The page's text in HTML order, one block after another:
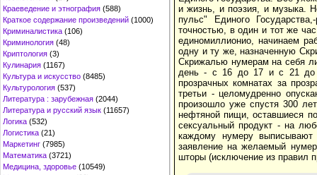
Краеведение и этнография (588)
Краткое содержание произведений (1000)
Криминалистика (106)
Криминология (48)
Криптология (3)
Кулинария (1167)
Культура и искусство (8485)
Культурология (537)
Литература : зарубежная (2044)
Литература и русский язык (11657)
Логика (532)
Логистика (21)
Маркетинг (7985)
Математика (3721)
Медицина, здоровье (10549)
и жизнь, и поэзия, и музыка.
пульс" Единого
точностью, в один и тот же
единомиллионио, начинаем
одну и ту же, назначенную
Скрижалью нумерам на себя
день - с 16 до 17 и с 21 до
прозрачных комнатах за
третьи - целомудренно
произошло уже спустя 300
нефтяной пищи, оставшиеся
сексуальный продукт - на
каждому нумеру выписывают
заявление на желаемый
шторы (исключение из правил